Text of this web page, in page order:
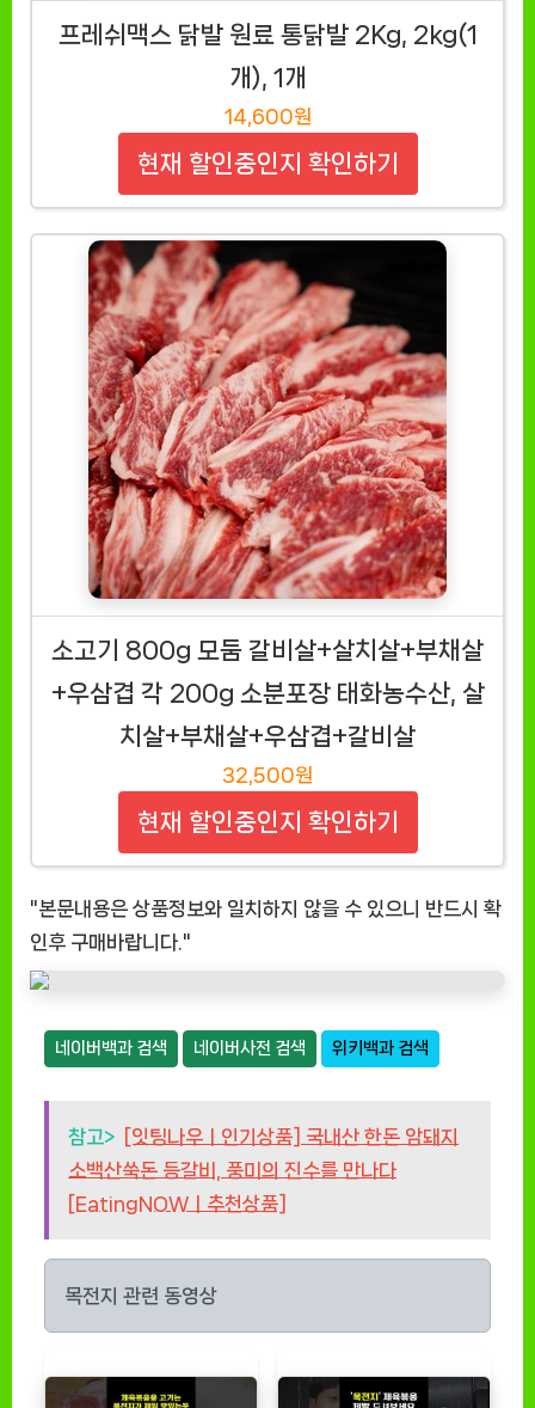
프레쉬맥스 닭발 원료 통닭발 2Kg, 2kg(1
개), 1개
14,600원
현재 할인중인지 확인하기
소고기 800g 모둠 갈비살+살치살+부채살
+우삼겹 각 200g 소분포장 태화농수산, 살
치살+부채살+우삼겹+갈비살
32,500원
현재 할인중인지 확인하기
"본문내용은 상품정보와 일치하지 않을 수 있으니 반드시 확
인후 구매바랍니다."
네이버백과 검색 네이버사전 검색 위키백과 검색
참고>
[잇팅나우ㅣ인기상품] 국내산 한돈 암돼지
소백산쑥돈 등갈비, 풍미의 진수를 만나다
[EatingNOWㅣ추천상품]
목전지 관련 동영상